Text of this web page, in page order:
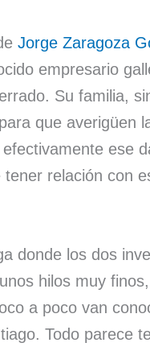
Jorge Zaragoza
empresario
Su familia,
que averigüen
ese
relación con
donde los dos
hilos muy
a poco van
Todo parece